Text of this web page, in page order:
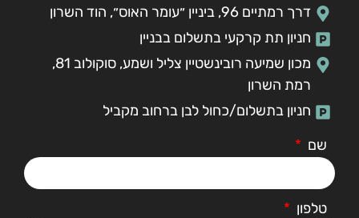
דרך רמתיים 96, ביניין ״עומר האוס״, הוד השרון
חניון תת קרקעי בתשלום בבניין
מכון שמיעה רובינשטיין צליל ושמע, סוקולוב 81,
רמת השרון
חניון בתשלום/כחול לבן ברחוב מקביל
שם
טלפון